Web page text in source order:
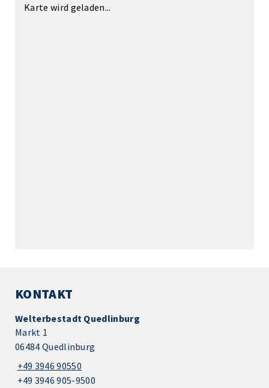
Karte wird geladen...
KONTAKT
Welterbestadt Quedlinburg
Markt 1
06484 Quedlinburg
+49 3946 90550
+49 3946 905-9500